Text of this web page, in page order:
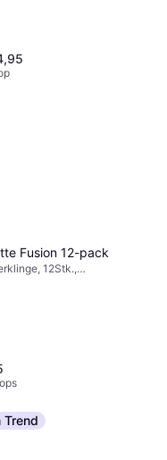
Fusion 12-pack
12Stk.,
Trend